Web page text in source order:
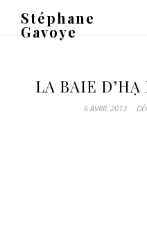
Stéphane
Gavoye
LA BAIE D’HẠ
6 AVRIL 2013